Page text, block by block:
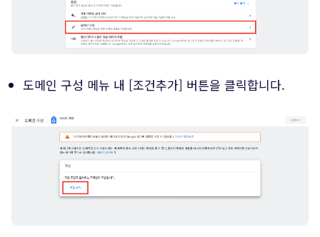
도메인 구성 메뉴 내 [조건추가] 버튼을 클릭합니다.